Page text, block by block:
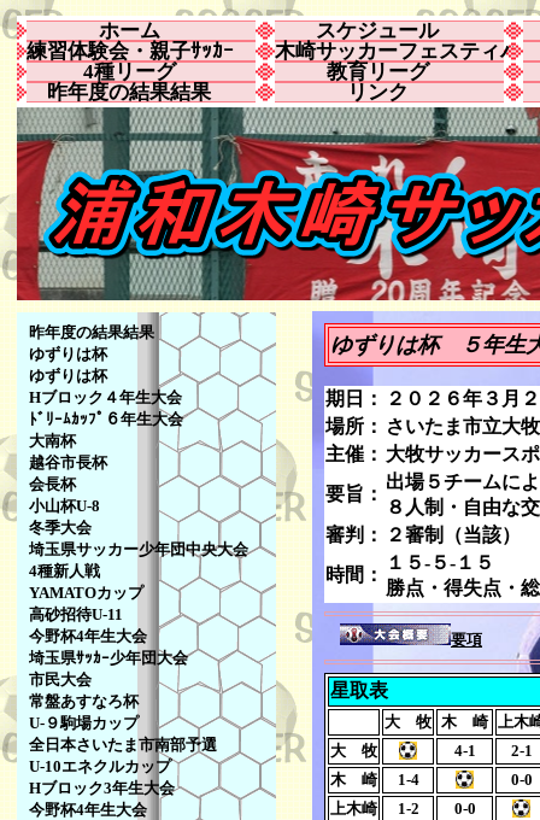
ホーム
スケジュール
練習体験会・親子ｻｯｶｰ
木崎サッカーフェスティバル
4種リーグ
教育リーグ
昨年度の結果結果
リンク
昨年度の結果結果
ゆずりは杯
ゆずりは杯
Hブロック４年生大会
ﾄﾞﾘｰﾑｶｯﾌﾟ６年生大会
大南杯
越谷市長杯
会長杯
小山杯U-8
冬季大会
埼玉県サッカー少年団中央大会
4種新人戦
YAMATOカップ
高砂招待U-11
今野杯4年生大会
埼玉県ｻｯｶｰ少年団大会
市民大会
常盤あすなろ杯
U-９駒場カップ
全日本さいたま市南部予選
U-10エネクルカップ
Hブロック3年生大会
今野杯4年生大会
ゆずりは杯 ５年生
期日：
２０２６年３月
場所： さいたま市立大
主催： 大牧サッカース
要旨：
出場５チームに
８人制・自由な
審判：
２審制（当該）
時間：
１５-５-１５
勝点・得失点・
要項
星取表
大 牧 木 崎
上木
大 牧
4-1
2-1
木 崎
1-4
0-0
上木崎
1-2
0-0